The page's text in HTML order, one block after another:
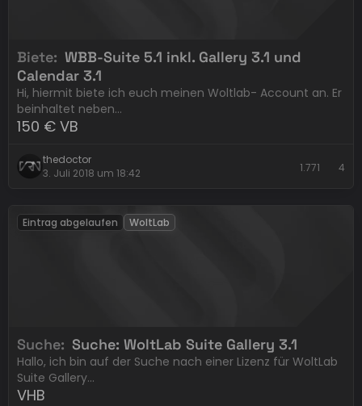
Biete
WBB-Suite 5.1 inkl. Gallery 3.1 und
Calendar 3.1
Hi, hiermit biete ich euch meinen Woltlab- Account an. Er
beinhaltet neben…
150 € VB
thedoctor
3. Juli 2018 um 18:42
1.771 4
Eintrag abgelaufen WoltLab
Suche Suche: WoltLab Suite Gallery 3.1
Hallo, ich bin auf der Suche nach einer Lizenz für WoltLab
Suite Gallery…
VHB